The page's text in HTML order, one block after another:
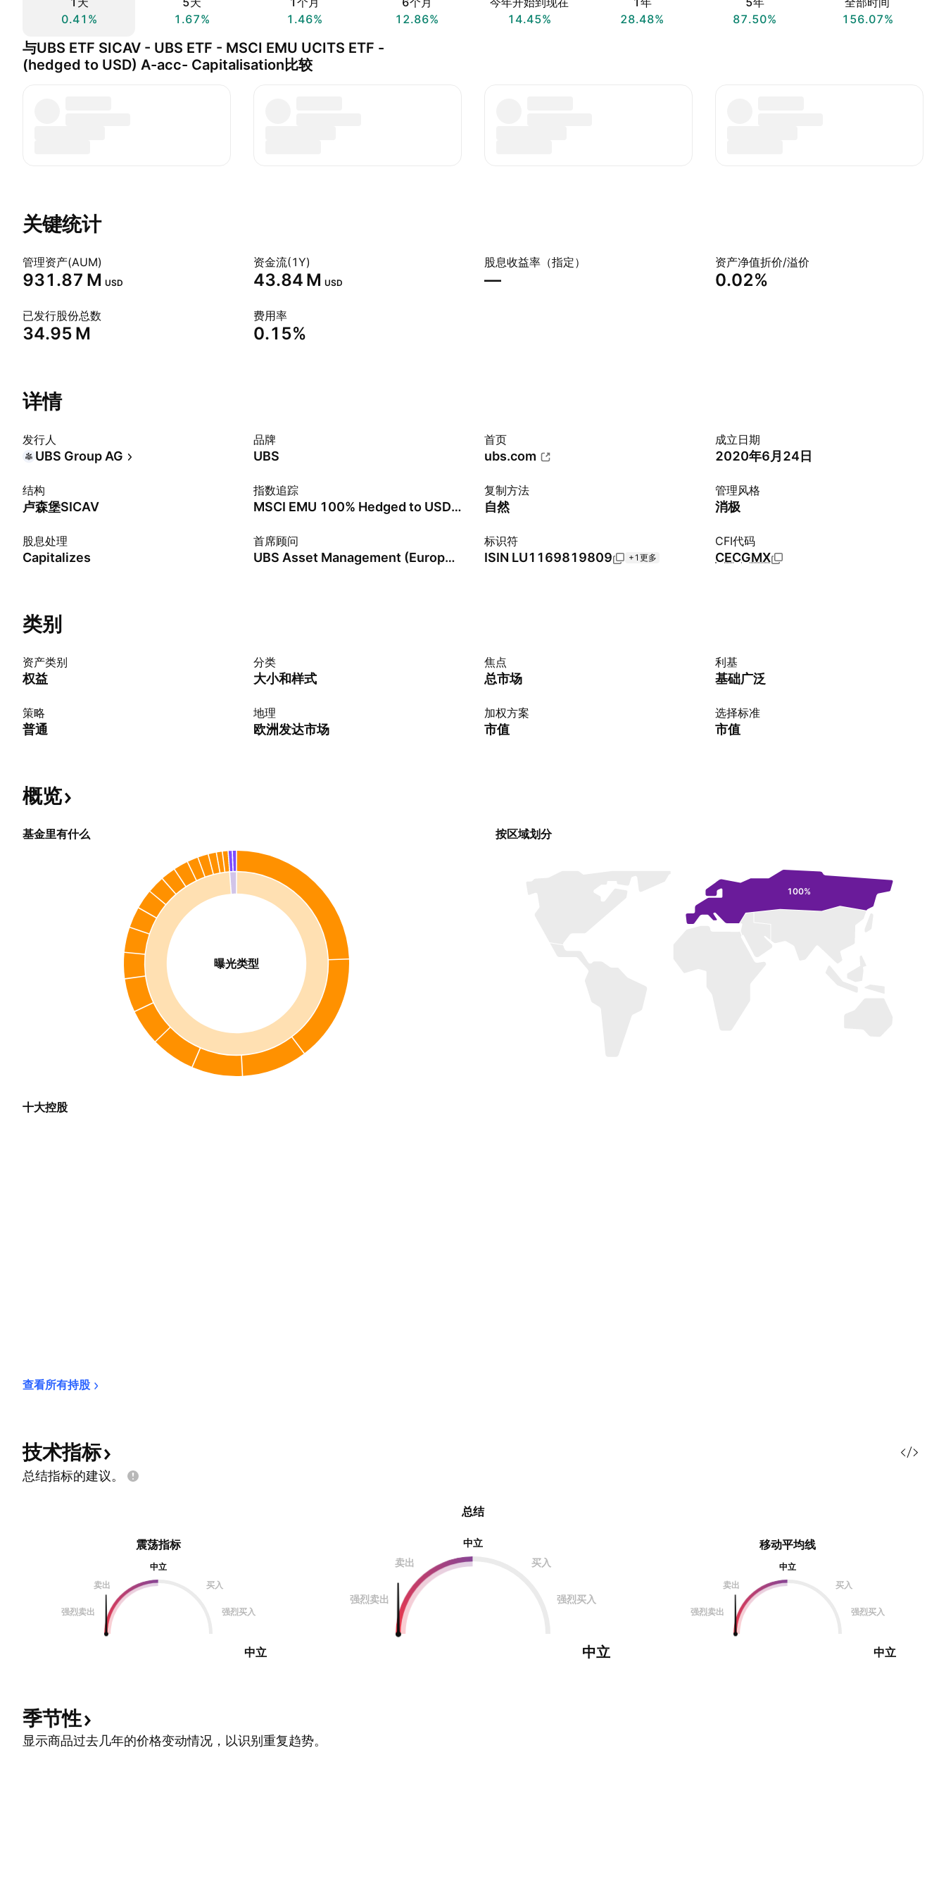
0.41%
1.67%
1.46%
12.86%
14.45%
28.48%
87.50%
156.07%
与UBS ETF SICAV - UBS ETF - MSCI EMU UCITS ETF -
(hedged to USD) A-acc- Capitalisation比较
关键统计
管理资产(AUM)
‪931.87 M‬ USD
资金流(1Y)
‪43.84 M‬ USD
股息收益率（指定）
—
资产净值折价/溢价
0.02%
已发行股份总数
‪34.95 M‬
费用率
0.15%
详情
发行人
UBS Group AG
品牌
UBS
首页
ubs.com
成立日期
2020年6月24日
结构
卢森堡SICAV
指数追踪
MSCI EMU 100% Hedged to USD Net Variant
复制方法
自然
管理风格
消极
股息处理
Capitalizes
首席顾问
UBS Asset Management (Europe) SA
标识符
ISIN LU1169819809 +1更多
CFI代码
CECGMX
类别
资产类别
权益
分类
大小和样式
焦点
总市场
利基
基础广泛
策略
普通
地理
欧洲发达市场
加权方案
市值
选择标准
市值
概览
基金里有什么
曝光类型
按区域划分
100%
十大控股
查看所有持股
技术指标
总结指标的建议。
震荡指标
中立
卖出
买入
强烈卖出 强烈买入
中立
总结
中立
卖出
买入
强烈卖出 强烈买入
中立
移动平均线
中立
卖出
买入
强烈卖出 强烈买入
中立
季节性
显示商品过去几年的价格变动情况，以识别重复趋势。